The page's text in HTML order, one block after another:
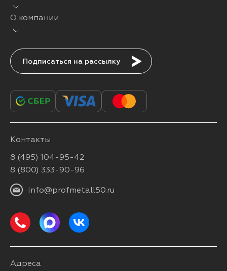
О компании
Подписаться
Контакты
8 (495) 104-95-42
8 (800) 333-90-96
info@profmetall50.ru
Адреса